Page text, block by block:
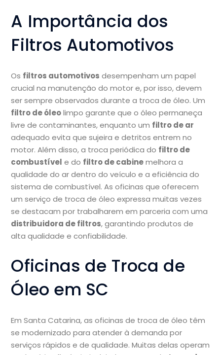
A Importância dos
Filtros Automotivos
Os filtros automotivos desempenham um papel
crucial na manutenção do motor e, por isso, devem
ser sempre observados durante a troca de óleo. Um
filtro de óleolimpo garante que o óleo permaneça
livre de contaminantes, enquanto um filtro de ar
adequado evita que sujeira e detritos entrem no
motor. Além disso, a troca periódica do filtro de
combustível e do filtro de cabinemelhora a
qualidade do ar dentro do veículo e a eficiência do
sistema de combustível. As oficinas que oferecem
um serviço de troca de óleo expressa muitas vezes
se destacam por trabalharem em parceria com uma
distribuidora de filtros, garantindo produtos de
alta qualidade e confiabilidade.
Oficinas de Troca de
Óleo em SC
Em Santa Catarina, as oficinas de troca de óleo têm
se modernizado para atender à demanda por
serviços rápidos e de qualidade. Muitas delas operam